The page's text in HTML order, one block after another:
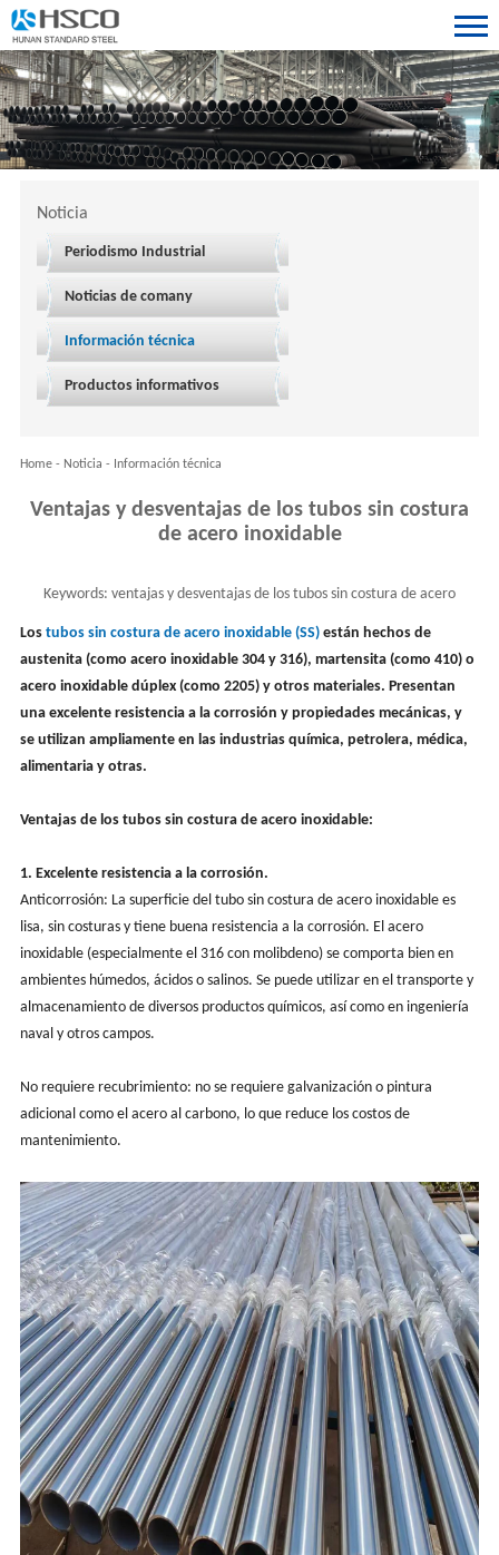
Noticia
Periodismo Industrial
Noticias de comany
Información técnica
Productos informativos
Home- Noticia - Información técnica
Ventajas y desventajas de los tubos sin costura
de acero inoxidable
Keywords: ventajas y desventajas de los tubos sin costura de acero
inoxidable, tubería sin costura SS
Los tubos sin costura de acero inoxidable (SS)están hechos de
austenita (como acero inoxidable 304 y 316), martensita (como 410) o
acero inoxidable dúplex (como 2205) y otros materiales. Presentan
una excelente resistencia a la corrosión y propiedades mecánicas, y
se utilizan ampliamente en las industrias química, petrolera, médica,
alimentaria y otras.
Ventajas de los tubos sin costura de acero inoxidable:
1. Excelente resistencia a la corrosión.
Anticorrosión: La superficie del tubo sin costura de acero inoxidable es
lisa, sin costuras y tiene buena resistencia a la corrosión. El acero
inoxidable (especialmente el 316 con molibdeno) se comporta bien en
ambientes húmedos, ácidos o salinos. Se puede utilizar en el transporte y
almacenamiento de diversos productos químicos, así como en ingeniería
naval y otros campos.
No requiere recubrimiento: no se requiere galvanización o pintura
adicional como el acero al carbono, lo que reduce los costos de
mantenimiento.